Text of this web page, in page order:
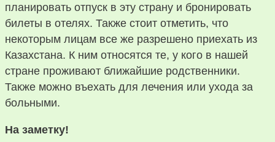
планировать отпуск в эту страну и бронировать
билеты в отелях. Также стоит отметить, что
некоторым лицам все же разрешено приехать из
Казахстана. К ним относятся те, у кого в нашей
стране проживают ближайшие родственники.
Также можно въехать для лечения или ухода за
больными.
На заметку!